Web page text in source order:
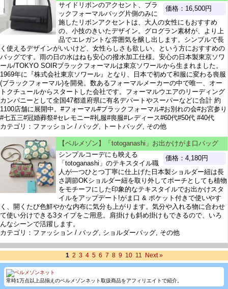
価格：16,500円
サイドリボンのアクセント、ブラ
ックフォーマルバッグ片側のみに
施したリボンアクセントは、大人の女性にもおすすめ
の、小技のきいたデザイン。グログラン素材が、より上
品でエレガントな雰囲気を醸し出します。シンプルで長
く使えるデザインがいいけど、女性らしさも欲しい、という方におすすめの
バッグです。雨の日の水はねも安心の撥水加工仕様。安心の日本製東京ソワ
ール/TOKYO SOIRブラックフォーマルは東京ソワールから生まれました。
1969年に『株式会社東京ソワール』となり、日本で初めて和服に変わる喪服
(ブラックフォーマル)を開発。数あるフォーマルメーカーの中で唯一、オー
トクチュールからスタートした会社です。フォーマルウエアのリーディング
カンパニーとして全国47都道府県に有名デパートやスーパーなどに合計 約
1100店舗に展開中。#フォーマル#ブラックフォーマル#お別れの会#お宮参り
#七五三#冠婚葬祭#セレモニー#礼服#喪服#レディース#60代#50代 #40代
カテゴリ：ファッション / バッグ, トートバッグ, その他
【ベルメゾン】「totoganashi」お出かけがま口バッグ
価格：4,180円
シンプルコーデにも映える
「totoganashi」のテキスタイル職
人が一つひとつ丁寧に仕上げた日本製ショルダー紐は長
さ調節OKショルダー紐を取り外してポーチとしても植物
をモチーフにした印象的なテキスタイルでお出かけスタ
イルをアップデート!がま口 & ポケット付きで使いやす
く、開くたび色鮮やかな内布に気分も上がります。気分や入れる物に合わせ
て使い分けできる3タイプをご用意。肩掛けも斜め掛けもできるので、いろ
んなシーンで活躍します。
カテゴリ：ファッション / バッグ, ショルダーバッグ, その他
1 2 3 4 5 6 7 8 9 10 11 Next »
常時1万点以上品揃えのベルメゾンネット取扱商品をアフィリエイトで紹介。